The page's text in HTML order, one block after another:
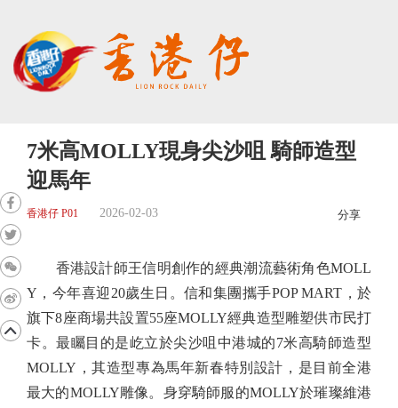
7米高MOLLY現身尖沙咀 騎師造型
迎馬年
香港仔 P01 2026-02-03 分享
香港設計師王信明創作的經典潮流藝術角色MOLL
Y，今年喜迎20歲生日。信和集團攜手POP MART，於
旗下8座商場共設置55座MOLLY經典造型雕塑供市民打
卡。最矚目的是屹立於尖沙咀中港城的7米高騎師造型
MOLLY，其造型專為馬年新春特別設計，是目前全港
最大的MOLLY雕像。身穿騎師服的MOLLY於璀璨維港